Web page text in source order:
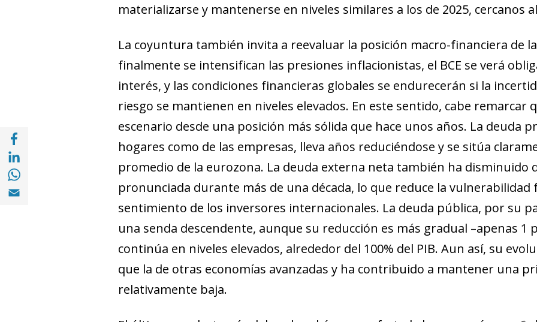
Compartir en Facebook (opens in a new window)
Compartir en with Linkedin (opens in a new window)
Compartir en with Whatsapp (opens in a new window)
Compartir en Email (opens in a new window)
materializarse y mantenerse en niveles similares a los de 2025, cercanos
La coyuntura también invita a reevaluar la posición macro-financiera de
finalmente se intensifican las presiones inflacionistas, el BCE se verá
interés, y las condiciones financieras globales se endurecerán si la
riesgo se mantienen en niveles elevados. En este sentido, cabe remarcar
escenario desde una posición más sólida que hace unos años. La deuda
hogares como de las empresas, lleva años reduciéndose y se sitúa
promedio de la eurozona. La deuda externa neta también ha disminuido
pronunciada durante más de una década, lo que reduce la vulnerabilidad
sentimiento de los inversores internacionales. La deuda pública, por su
una senda descendente, aunque su reducción es más gradual –apenas 1
continúa en niveles elevados, alrededor del 100% del PIB. Aun así, su
que la de otras economías avanzadas y ha contribuido a mantener una
relativamente baja.